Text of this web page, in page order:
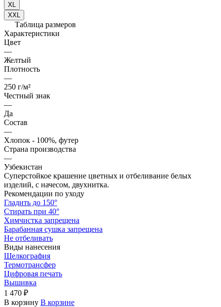
XL
XXL
Таблица размеров
Характеристики
Цвет
—
Желтый
Плотность
—
250 г/м²
Честный знак
—
Да
Состав
—
Хлопок - 100%, футер
Страна производства
—
Узбекистан
Суперстойкое крашение цветных и отбеливание белых
изделий, с начесом, двухнитка.
Рекомендации по уходу
Гладить до 150°
Стирать при 40°
Химчистка запрещена
Барабанная сушка запрещена
Не отбеливать
Виды нанесения
Шелкография
Термотрансфер
Цифровая печать
Вышивка
1 470 ₽
В корзину В корзине